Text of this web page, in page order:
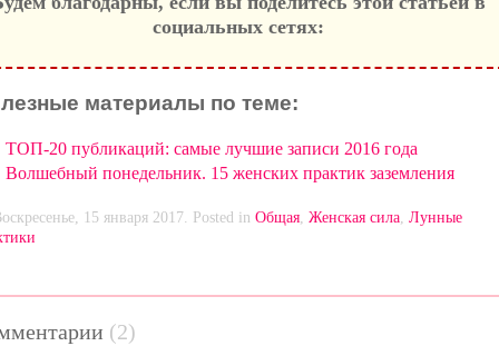
социальных сетях:
материалы по теме:
ТОП-20 публикаций: самые лучшие записи 2016 года
Волшебный понедельник. 15 женских практик заземления
15 января 2017. Posted in Общая, Женская сила, Лунные
(2)